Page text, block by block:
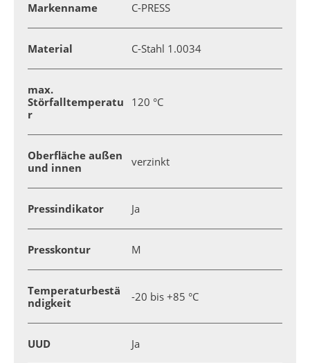
Markenname C-PRESS
Material C-Stahl 1.0034
max.
Störfalltemperatu
r
120 °C
Oberfläche außen
und innen
verzinkt
Pressindikator Ja
Presskontur M
Temperaturbestä
ndigkeit
-20 bis +85 °C
UUD Ja